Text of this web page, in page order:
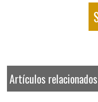
Artículos relacionados